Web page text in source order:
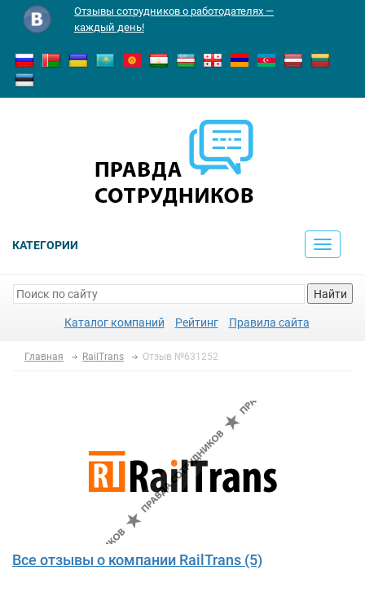
Отзывы сотрудников о работодателях —
каждый день!
КАТЕГОРИИ
Toggle
Найти
Каталог компаний Рейтинг Правила сайта
Главная RailTrans Отзыв №631252
Все отзывы о компании RailTrans (5)